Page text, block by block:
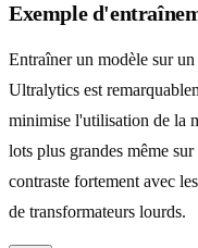
Exemple
Entraîner un modèle sur
Ultralytics est
minimise l'utilisation de la
lots plus grandes même
contraste fortement avec
de transformateurs lourds.